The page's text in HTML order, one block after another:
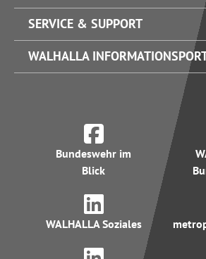
SERVICE & SUPPORT
WALHALLA
Bundeswehr im
Blick
WALHALLA Soziales